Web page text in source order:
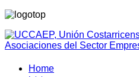
Home